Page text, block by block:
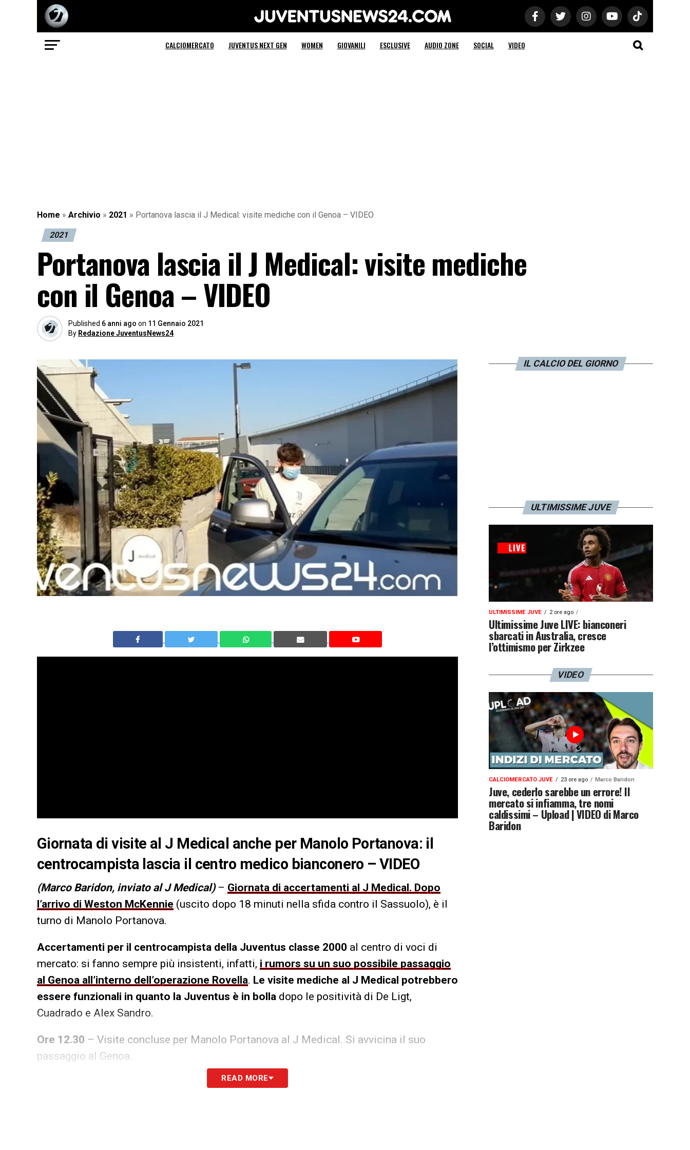
Juventus News 24
CALCIOMERCATO JUVENTUS NEXT GEN WOMEN GIOVANILI ESCLUSIVE AUDIO ZONE SOCIAL VIDEO
Home » Archivio » 2021 » Portanova lascia il J Medical: visite mediche con il Genoa – VIDEO
2021
Portanova lascia il J Medical: visite mediche
con il Genoa – VIDEO
Published 6 anni ago on 11 Gennaio 2021
By Redazione JuventusNews24
Giornata di visite al J Medical anche per Manolo Portanova: il
centrocampista lascia il centro medico bianconero – VIDEO
(Marco Baridon, inviato al J Medical)– Giornata di accertamenti al J Medical. Dopo
l’arrivo di Weston McKennie (uscito dopo 18 minuti nella sfida contro il Sassuolo), è il
turno di Manolo Portanova.
Accertamenti per il centrocampista della Juventus classe 2000 al centro di voci di
mercato: si fanno sempre più insistenti, infatti, i rumors su un suo possibile passaggio
al Genoa all’interno dell’operazione Rovella. Le visite mediche al J Medical potrebbero
essere funzionali in quanto la Juventus è in bolla dopo le positività di De Ligt,
Cuadrado e Alex Sandro.
Ore 12.30 – Visite concluse per Manolo Portanova al J Medical. Si avvicina il suo
passaggio al Genoa.
LEGGI ANCHE: Dabo Juventus U23: visite mediche terminate per il centrocampista –
READ MORE
IL CALCIO DEL GIORNO
ULTIMISSIME JUVE
ULTIMISSIME JUVE 2 ore ago
Ultimissime Juve LIVE: bianconeri
sbarcati in Australia, cresce
l’ottimismo per Zirkzee
VIDEO
CALCIOMERCATO JUVE 23 ore ago Marco Baridon
Juve, cederlo sarebbe un errore! Il
mercato si infiamma, tre nomi
caldissimi – Upload | VIDEO di Marco
Baridon